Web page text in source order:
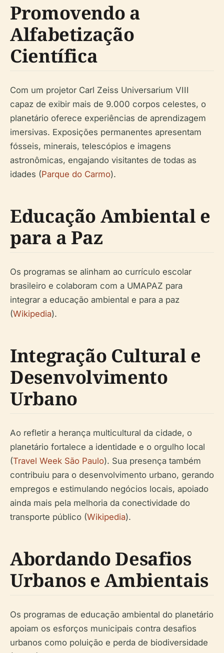
Promovendo a
Alfabetização
Científica
Com um projetor Carl Zeiss Universarium VIII
capaz de exibir mais de 9.000 corpos celestes, o
planetário oferece experiências de aprendizagem
imersivas. Exposições permanentes apresentam
fósseis, minerais, telescópios e imagens
astronômicas, engajando visitantes de todas as
idades (Parque do Carmo).
Educação Ambiental e
para a Paz
Os programas se alinham ao currículo escolar
brasileiro e colaboram com a UMAPAZ para
integrar a educação ambiental e para a paz
(Wikipedia).
Integração Cultural e
Desenvolvimento
Urbano
Ao refletir a herança multicultural da cidade, o
planetário fortalece a identidade e o orgulho local
(Travel Week São Paulo). Sua presença também
contribuiu para o desenvolvimento urbano, gerando
empregos e estimulando negócios locais, apoiado
ainda mais pela melhoria da conectividade do
transporte público (Wikipedia).
Abordando Desafios
Urbanos e Ambientais
Os programas de educação ambiental do planetário
apoiam os esforços municipais contra desafios
urbanos como poluição e perda de biodiversidade